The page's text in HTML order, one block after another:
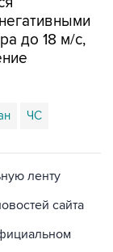
до 18 м/с,
ЧС
ленту
сайта